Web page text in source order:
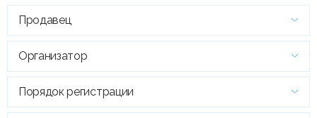
Продавец
Организатор
Порядок регистрации